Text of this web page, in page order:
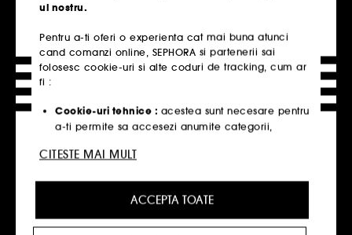
Pagina de start VERSACE Ingrijire ten
Click&Collect
Livrare gratuita
Livrare gratuita la 180 lei
ul nostru.
Pentru a-ti oferi o experienta cat mai buna atunci
cand comanzi online, SEPHORA si partenerii sai
folosesc cookie-uri si alte coduri de tracking, cum ar
fi :
Cookie-uri tehnice : acestea sunt necesare pentru
a-ti permite sa accesezi anumite categorii,
ului. Acestea sunt esentiale pentru operarea
Cookie-urile de personalizare :ne permit sa iti
oferim o experienta personalizata, prin
recomandarea de produse, servicii si continut
ACCEPTA TOATE
CITESTE MAI MULT